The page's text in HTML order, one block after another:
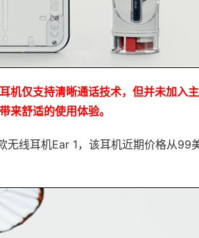
机仅支持清晰通话技术，但并未加入
来舒适的使用体验。
线耳机Ear 1，该耳机近期价格从99